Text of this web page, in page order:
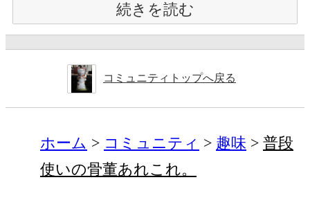
続きを読む
コミュニティトップへ戻る
ホーム コミュニティ 趣味
普段
使いの骨董あれこれ。